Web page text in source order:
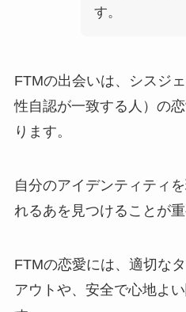
す。
FTMの出会いは、シスジ
性自認が一致する人）の
ります。
自分のアイデンティティ
れるあを見つけることが重
FTMの恋愛には、適切な
アウトや、安全で心地よ